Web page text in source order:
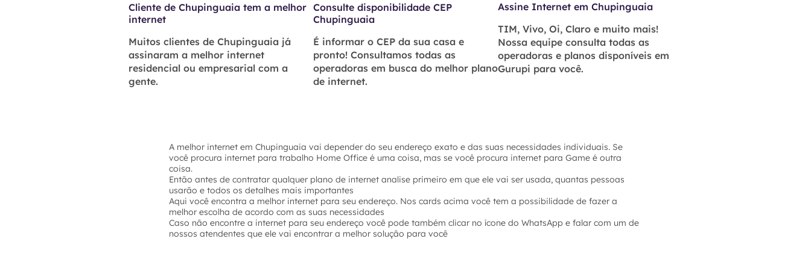
Cliente de Chupinguaia tem a melhor
internet
Muitos clientes de Chupinguaia já
assinaram a melhor internet
residencial ou empresarial com a
gente.
Consulte disponibilidade CEP
Chupinguaia
É informar o CEP da sua casa e
pronto! Consultamos todas as
operadoras em busca do melhor plano
de internet.
Assine Internet em Chupinguaia
TIM, Vivo, Oi, Claro e muito mais!
Nossa equipe consulta todas as
operadoras e planos disponíveis em
Gurupi para você.
A melhor internet em Chupinguaia vai depender do seu endereço exato e das suas necessidades individuais. Se
você procura internet para trabalho Home Office é uma coisa, mas se você procura internet para Game é outra
coisa.
Então antes de contratar qualquer plano de internet analise primeiro em que ele vai ser usada, quantas pessoas
usarão e todos os detalhes mais importantes
Aqui você encontra a melhor internet para seu endereço. Nos cards acima você tem a possibilidade de fazer a
melhor escolha de acordo com as suas necessidades
Caso não encontre a internet para seu endereço você pode também clicar no ícone do WhatsApp e falar com um de
nossos atendentes que ele vai encontrar a melhor solução para você